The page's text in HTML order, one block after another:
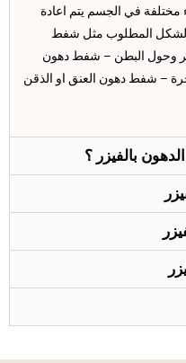
في الجسم يتم اعادة
الشكل المطلوب مثل شفط
وحول البطن – شفط دهون
– شفط دهون العنق او الذقن
بالفيزر ؟